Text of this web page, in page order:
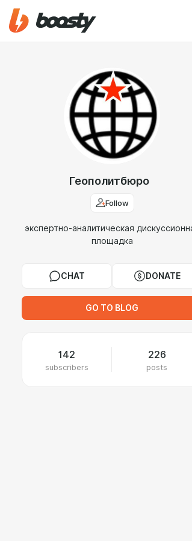
Геополитбюро
Follow
экспертно-аналитическая
площадка
CHAT DONATE
GO TO BLOG
142
subscribers
226
posts